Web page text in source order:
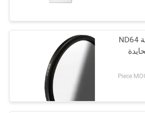
حافة مستديرة صلبة ND64